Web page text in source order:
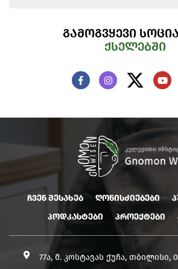
გამოგვყევი
ქსელებში
ჩვენ შესახებ ღონისძიებები
პოდკასტები
პროექტები
77ა, მ. კოსტავას ქუჩა, თბილისი,